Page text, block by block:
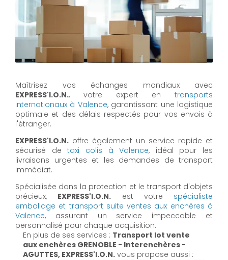
Maîtrisez vos échanges mondiaux avec
EXPRESS'I.O.N., votre expert en transports
internationaux à Valence, garantissant une logistique
optimale et des délais respectés pour vos envois à
l'étranger.
EXPRESS'I.O.N. offre également un service rapide et
sécurisé detaxi colis à Valence, idéal pour les
livraisons urgentes et les demandes de transport
immédiat.
Spécialisée dans la protection et le transport d'objets
précieux, EXPRESS'I.O.N. est votre spécialiste
emballage et transport suite ventes aux enchères à
Valence, assurant un service impeccable et
personnalisé pour chaque acquisition.
En plus de ses services : Transport lot vente
aux enchères GRENOBLE - Interenchères -
AGUTTES, EXPRESS'I.O.N. vous propose aussi :